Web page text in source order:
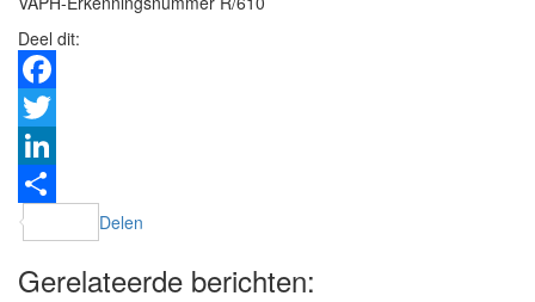
Deel dit:
Facebook
Twitter
LinkedIn
Delen
Gerelateerde berichten: